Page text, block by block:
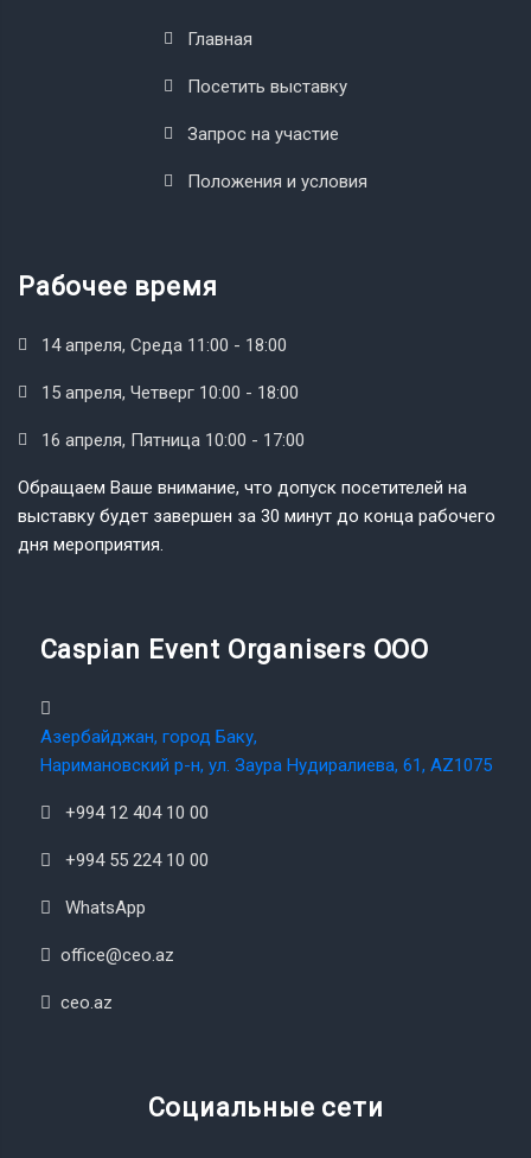
Главная
Посетить выставку
Запрос на участие
Положения и условия
Рабочее время
14 апреля, Среда 11:00 - 18:00
15 апреля, Четверг 10:00 - 18:00
16 апреля, Пятница 10:00 - 17:00
Обращаем Ваше внимание, что допуск посетителей на
выставку будет завершен за 30 минут до конца рабочего
дня мероприятия.
Caspian Event Organisers OOO
Азербайджан, город Баку,
Наримановский р-н, ул. Заура Нудиралиева, 61, AZ1075
+994 12 404 10 00
+994 55 224 10 00
WhatsApp
office@ceo.az
ceo.az
Социальные сети